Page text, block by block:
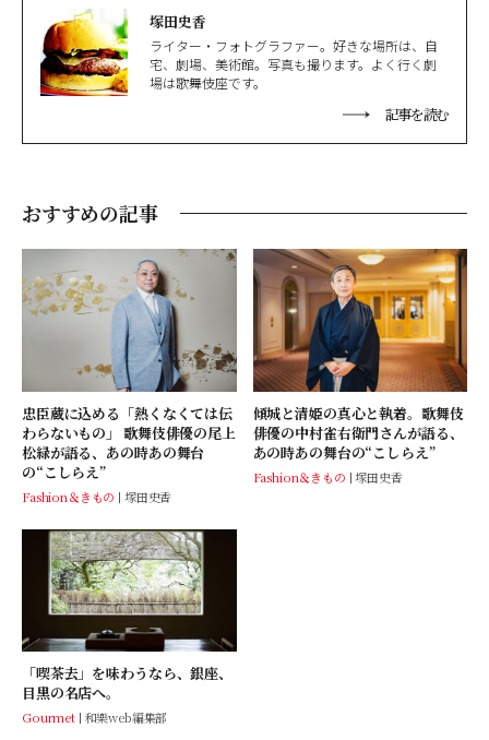
塚田史香
ライター・フォトグラファー。好きな場所は、自
宅、劇場、美術館。写真も撮ります。よく行く劇
場は歌舞伎座です。
記事を読む
おすすめの記事
忠臣蔵に込める「熱くなくては伝
わらないもの」 歌舞伎俳優の尾上
松緑が語る、あの時あの舞台
の“こしらえ”
Fashion＆きもの 塚田史香
傾城と清姫の真心と執着。歌舞伎
俳優の中村雀右衛門さんが語る、
あの時あの舞台の“こしらえ”
Fashion＆きもの 塚田史香
「喫茶去」を味わうなら、銀座、
目黒の名店へ。
Gourmet 和樂web編集部